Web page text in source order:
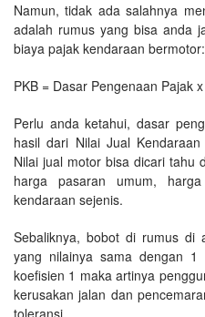
Namun, tidak ada salahnya
adalah rumus yang bisa anda
biaya pajak kendaraan bermotor:
PKB = Dasar Pengenaan Pajak
Perlu anda ketahui, dasar
hasil dari Nilai Jual
Nilai jual motor bisa dicari tahu
harga pasaran umum,
kendaraan sejenis.
Sebaliknya, bobot di rumus di
yang nilainya sama dengan
koefisien 1 maka artinya
kerusakan jalan dan